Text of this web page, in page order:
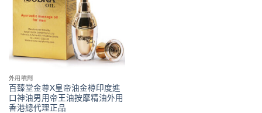
外用噴劑
百臻堂金尊X皇帝油金樽印度進
口神油男用帝王油按摩精油外用
香港總代理正品